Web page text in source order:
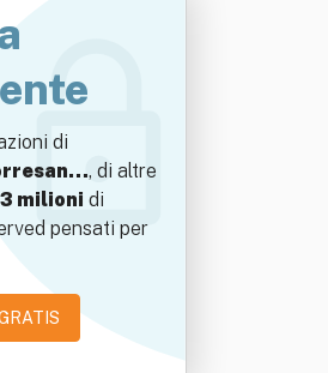
di
, di altre
milioni di
pensati per